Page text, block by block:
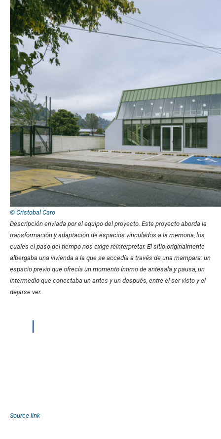
© Cristobal Caro
Descripción enviada por el equipo del proyecto. Este proyecto aborda la
transformación y adaptación de espacios vinculados a la memoria, los
cuales el paso del tiempo nos exige reinterpretar. El sitio originalmente
albergaba una vivienda a la que se accedía a través de una mampara: un
espacio previo que ofrecía un momento íntimo de antesala y pausa, un
intermedio que conectaba un antes y un después, entre el ser visto y el
dejarse ver.
Source link